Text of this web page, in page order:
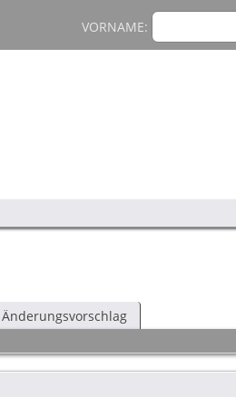
VORNAME:
Änderungsvorschlag